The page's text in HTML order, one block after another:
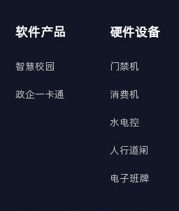
软件产品
智慧校园
政企一卡通
硬件设备
门禁机
消费机
水电控
人行道闸
电子班牌